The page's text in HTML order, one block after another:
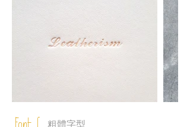
粗體字型